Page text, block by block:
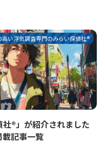
高い浮気調査専門のみらい探偵社®︎
社®︎」が紹介されました
載記事一覧